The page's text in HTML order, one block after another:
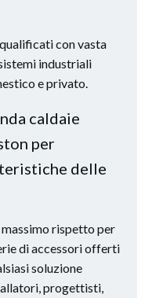
con vasta
industriali
e privato.
caldaie
per
delle
rispetto per
di accessori offerti
soluzione
progettisti,